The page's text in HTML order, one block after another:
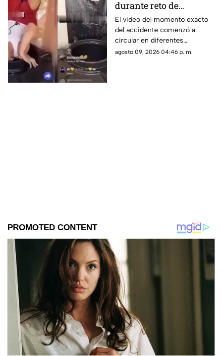
durante reto de
transmisión en vivo;
esto se sabe del caso
(+VIDEO)
El video del momento exacto
del accidente comenzó a
circular en diferentes
plataformas digitales.
agosto 09, 2026 04:46 p. m.